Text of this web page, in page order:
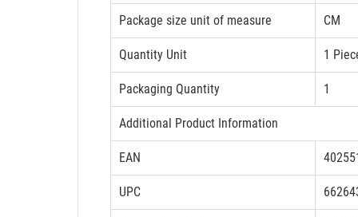
Package size unit of measure CM
Quantity Unit 1
Packaging Quantity 1
Additional Product Information
EAN
UPC